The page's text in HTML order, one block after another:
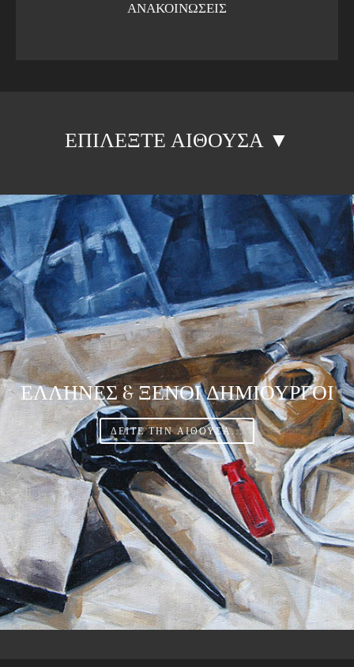
ΑΝΑΚΟΙΝΩΣΕΙΣ
ΕΠΙΛΕΞΤΕ ΑΙΘΟΥΣΑ ▼
ΕΛΛΗΝΕΣ & ΞΕΝΟΙ ΔΗΜΙΟΥΡΓΟΙ
ΔΕΙΤΕ ΤΗΝ ΑΙΘΟΥΣΑ...